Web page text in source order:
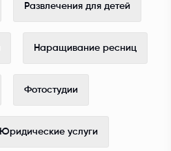
Развлечения для детей
Наращивание ресниц
Фотостудии
Юридические услуги